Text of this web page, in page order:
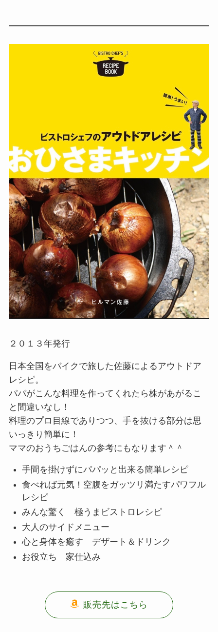
２０１３年発行
日本全国をバイクで旅した佐藤によるアウトドア
レシピ。
パパがこんな料理を作ってくれたら株があがるこ
と間違いなし！
料理のプロ目線でありつつ、手を抜ける部分は思
いっきり簡単に！
ママのおうちごはんの参考にもなります＾＾
手間を掛けずにパパッと出来る簡単レシピ
食べれば元気！空腹をガッツリ満たすパワフル
レシピ
みんな驚く 極うまビストロレシピ
大人のサイドメニュー
心と身体を癒す デザート＆ドリンク
お役立ち 家仕込み
販売先はこちら